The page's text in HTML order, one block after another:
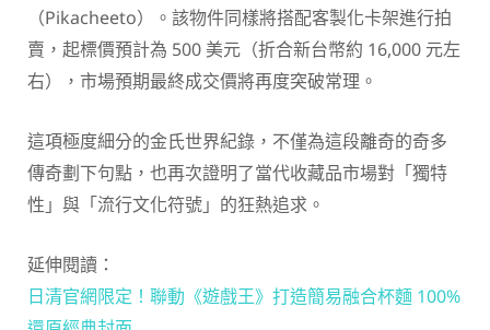
（Pikacheeto）。該物件同樣將搭配客製化卡架進行拍
賣，起標價預計為 500 美元（折合新台幣約 16,000 元左
右），市場預期最終成交價將再度突破常理。
這項極度細分的金氏世界紀錄，不僅為這段離奇的奇多
傳奇劃下句點，也再次證明了當代收藏品市場對「獨特
性」與「流行文化符號」的狂熱追求。
延伸閱讀：
日清官網限定！聯動《遊戲王》打造簡易融合杯麵 100%